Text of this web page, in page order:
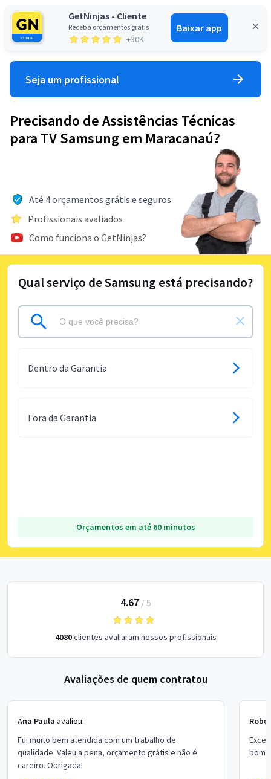
GetNinjas - Cliente
Receba orçamentos grátis
+30K
Baixar app
Entrar
Seja um profissional
Precisando de Assistências Técnicas
para TV Samsung em Maracanaú?
Até 4 orçamentos grátis e seguros
Profissionais avaliados
Como funciona o GetNinjas?
Qual serviço de Samsung está precisando?
Dentro da Garantia
Fora da Garantia
Orçamentos em até 60 minutos
4.67/ 5
4080clientes avaliaram nossos profissionais
Avaliações de quem contratou
Ana Paula avaliou:
Fui muito bem atendida com um trabalho de
qualidade. Valeu a pena, orçamento grátis e não é
careiro. Obrigada!
bom